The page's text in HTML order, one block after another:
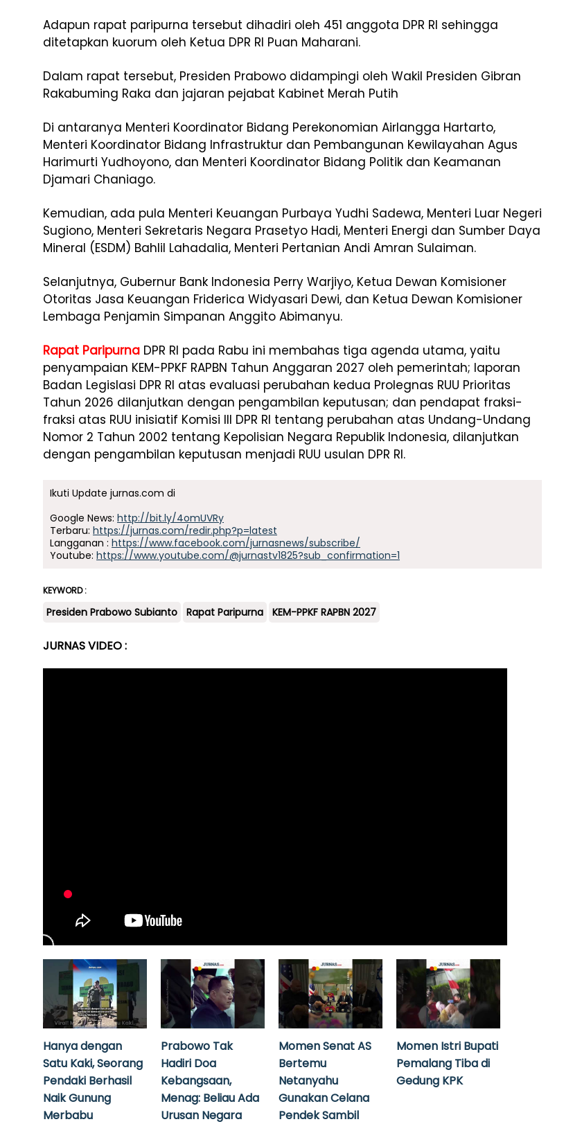
Adapun rapat paripurna tersebut dihadiri oleh 451 anggota DPR RI sehingga
ditetapkan kuorum oleh Ketua DPR RI Puan Maharani.
Dalam rapat tersebut, Presiden Prabowo didampingi oleh Wakil Presiden Gibran
Rakabuming Raka dan jajaran pejabat Kabinet Merah Putih
Di antaranya Menteri Koordinator Bidang Perekonomian Airlangga Hartarto,
Menteri Koordinator Bidang Infrastruktur dan Pembangunan Kewilayahan Agus
Harimurti Yudhoyono, dan Menteri Koordinator Bidang Politik dan Keamanan
Djamari Chaniago.
Kemudian, ada pula Menteri Keuangan Purbaya Yudhi Sadewa, Menteri Luar Negeri
Sugiono, Menteri Sekretaris Negara Prasetyo Hadi, Menteri Energi dan Sumber Daya
Mineral (ESDM) Bahlil Lahadalia, Menteri Pertanian Andi Amran Sulaiman.
Selanjutnya, Gubernur Bank Indonesia Perry Warjiyo, Ketua Dewan Komisioner
Otoritas Jasa Keuangan Friderica Widyasari Dewi, dan Ketua Dewan Komisioner
Lembaga Penjamin Simpanan Anggito Abimanyu.
Rapat Paripurna DPR RI pada Rabu ini membahas tiga agenda utama, yaitu
penyampaian KEM-PPKF RAPBN Tahun Anggaran 2027 oleh pemerintah; laporan
Badan Legislasi DPR RI atas evaluasi perubahan kedua Prolegnas RUU Prioritas
Tahun 2026 dilanjutkan dengan pengambilan keputusan; dan pendapat fraksi-
fraksi atas RUU inisiatif Komisi III DPR RI tentang perubahan atas Undang-Undang
Nomor 2 Tahun 2002 tentang Kepolisian Negara Republik Indonesia, dilanjutkan
dengan pengambilan keputusan menjadi RUU usulan DPR RI.
Ikuti Update jurnas.com di
Google News: http://bit.ly/4omUVRy
Terbaru: https://jurnas.com/redir.php?p=latest
Langganan : https://www.facebook.com/jurnasnews/subscribe/
Youtube: https://www.youtube.com/@jurnastv1825?sub_confirmation=1
KEYWORD :
Presiden Prabowo Subianto Rapat Paripurna KEM-PPKF RAPBN 2027
JURNAS VIDEO :
Hanya dengan
Satu Kaki, Seorang
Pendaki Berhasil
Naik Gunung
Merbabu
Prabowo Tak
Hadiri Doa
Kebangsaan,
Menag: Beliau Ada
Urusan Negara
Momen Senat AS
Bertemu
Netanyahu
Gunakan Celana
Pendek Sambil
Momen Istri Bupati
Pemalang Tiba di
Gedung KPK